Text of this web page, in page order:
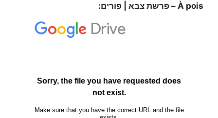
À pois – פרשת צבא | פורים: